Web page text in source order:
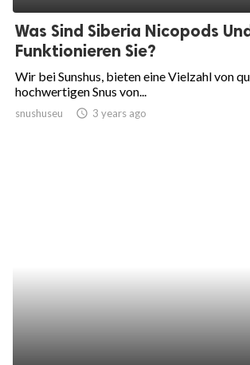
Was Sind Siberia Nicopods
Funktionieren Sie?
Wir bei Sunshus, bieten eine Vielzahl von
hochwertigen Snus von...
snushuseu access_time 3 years ago